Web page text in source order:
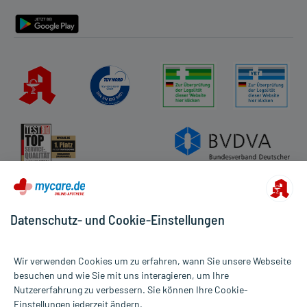
Alle Preise gelten inkl. MwSt., ggf. zzgl. Versandkosten
Datenschutz- und Cookie-Einstellungen
Wir verwenden Cookies um zu erfahren, wann Sie unsere Webseite
besuchen und wie Sie mit uns interagieren, um Ihre
Nutzererfahrung zu verbessern. Sie können Ihre Cookie-
Einstellungen jederzeit ändern.